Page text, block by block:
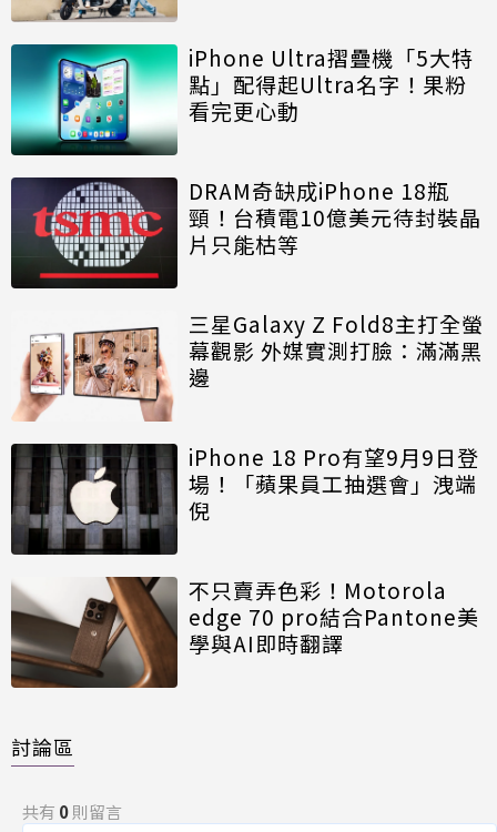
iPhone Ultra摺疊機「5大特
點」配得起Ultra名字！果粉
看完更心動
DRAM奇缺成iPhone 18瓶
頸！台積電10億美元待封裝晶
片只能枯等
三星Galaxy Z Fold8主打全螢
幕觀影 外媒實測打臉：滿滿黑
邊
iPhone 18 Pro有望9月9日登
場！「蘋果員工抽選會」洩端
倪
不只賣弄色彩！Motorola
edge 70 pro結合Pantone美
學與AI即時翻譯
討論區
共有 0則留言